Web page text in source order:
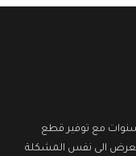
سنوات مع توفير قطع
الى نفس المشكلة